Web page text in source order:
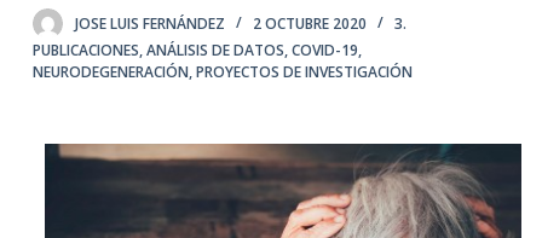
e
n
JOSE LUIS FERNÁNDEZ 2 OCTUBRE 2020
3.
PUBLICACIONES,ANÁLISIS DE DATOS,COVID-19,
NEURODEGENERACIÓN,PROYECTOS DE INVESTIGACIÓN